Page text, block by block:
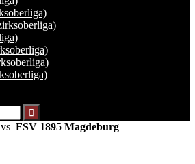
vs FSV 1895 Magdeburg